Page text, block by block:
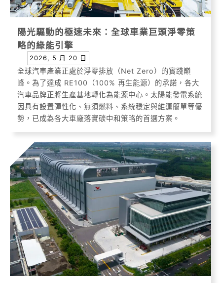
陽光驅動的極速未來：全球車業巨頭淨零策
略的綠能引擎
2026, 5 月 20 日
全球汽車產業正處於淨零排放（Net Zero）的實踐巔
峰。為了達成 RE100（100% 再生能源）的承諾，各大
汽車品牌正將生產基地轉化為能源中心。太陽能發電系統
因具有設置彈性化、無須燃料、系統穩定與維運簡單等優
勢，已成為各大車廠落實碳中和策略的首選方案。